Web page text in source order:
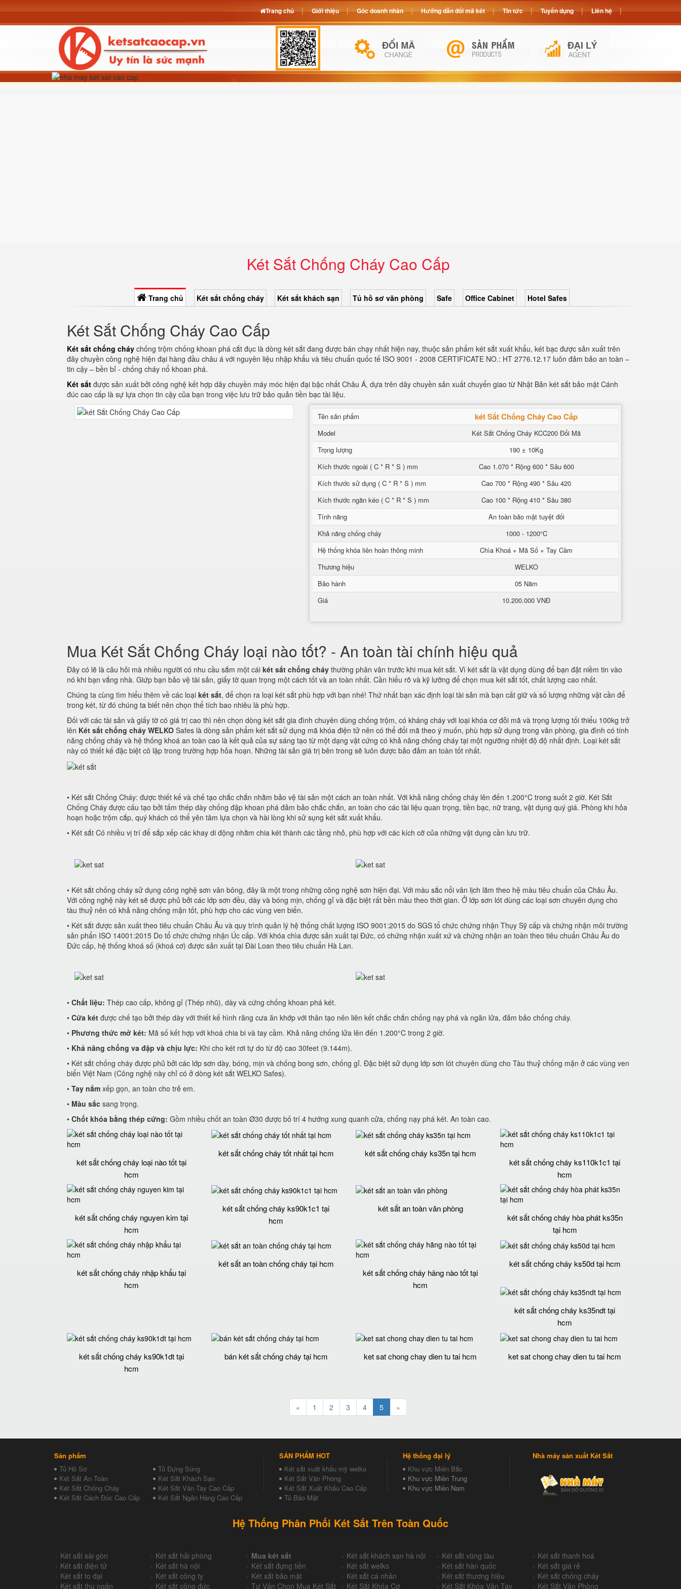
Két Sắt Chống Cháy Cao Cấp
Trang chủ Két sắt chống cháy Két sắt khách sạn Tủ hồ sơ văn phòng Safe Office Cabinet Hotel Safes
Két Sắt Chống Cháy Cao Cấp
Két sắt chống cháy chống trộm chống khoan phá cắt đục là dòng két sắt đang được bán chạy nhất hiện nay, thuộc sản phẩm két sắt xuất khẩu, két bạc được sản xuất trên
đây chuyền công nghệ hiện đại hàng đầu châu á với nguyên liệu nhập khẩu và tiêu chuẩn quốc tế ISO 9001 - 2008 CERTIFICATE NO.: HT 2776.12.17 luôn đảm bảo an toàn –
tin cậy – bền bỉ - chống cháy nổ khoan phá.
Két sắt được sản xuất bởi công nghệ kết hợp dây chuyền máy móc hiện đại bậc nhất Châu Á, dựa trên dây chuyền sản xuất chuyển giao từ Nhật Bản két sắt bảo mật Cánh
đúc cao cấp là sự lựa chọn tin cậy của bạn trong việc lưu trữ bảo quản tiền bạc tài liệu.
Tên sản phẩm két Sắt Chống Cháy Cao Cấp
Model
Két Sắt Chống Cháy KCC200 Đổi Mã
Trọng lượng
190 ± 10Kg
Kích thước ngoài ( C * R * S ) mm
Cao 1.070 * Rộng 600 * Sâu 600
Kích thước sử dụng ( C * R * S ) mm
Cao 700 * Rộng 490 * Sâu 420
Kích thước ngăn kéo ( C * R * S ) mm
Cao 100 * Rộng 410 * Sâu 380
Tính năng
An toàn bảo mật tuyệt đối
Khả năng chống cháy
1000 - 1200°C
Hệ thống khóa liên hoàn thông minh
Chìa Khoá + Mã Số + Tay Cầm
Thương hiệu
WELKO
Bảo hành
05 Năm
Giá
10.200.000 VNĐ
Mua Két Sắt Chống Cháy loại nào tốt? - An toàn tài chính hiệu quả
Đây có lẽ là câu hỏi mà nhiều người có nhu cầu sắm một cái két sắt chống cháy thường phân vân trước khi mua két sắt. Vì két sắt là vật dụng dùng để bạn đặt niềm tin vào
nó khi bạn vắng nhà. Giứp bạn bảo vệ tài sản, giấy tờ quan trọng một cách tốt và an toàn nhất. Cần hiểu rõ và kỹ lưỡng để chọn mua két sắt tốt, chất lượng cao nhất.
Chúng ta cùng tìm hiểu thêm về các loại két sắt, để chọn ra loại két sắt phù hợp với bạn nhé! Thứ nhất bạn xác định loại tài sản mà bạn cất giữ và số lượng những vật cần để
trong két, từ đó chúng ta biết nên chọn thể tích bao nhiêu là phù hợp.
Đối với các tài sản và giấy tờ có giá trị cao thì nên chọn dòng két sắt gia đình chuyên dùng chống trộm, có kháng cháy với loại khóa cơ đỗi mã và trọng lượng tối thiểu 100kg trở
lên Két sắt chống cháy WELKO Safes là dòng sản phẩm két sắt sử dụng mã khóa điện tử nên có thể đổi mã theo ý muốn, phù hợp sử dụng trong văn phòng, gia đình có tính
năng chống cháy và hệ thống khoá an toàn cao là kết quả của sự sáng tạo từ một dạng vật cứng có khả năng chống cháy tại một ngưỡng nhiệt độ độ nhất định. Loại két sắt
này có thiết kế đặc biệt cô lập trong trường hợp hỏa hoạn. Những tài sản giá trị bên trong sẽ luôn được bảo đảm an toàn tốt nhất.
• Két sắt Chống Cháy: được thiết kế và chế tạo chắc chắn nhằm bảo vệ tài sản một cách an toàn nhất. Với khả năng chống cháy lên đến 1.200°C trong suốt 2 giờ. Két Sắt
Chống Cháy được cấu tạo bởi tấm thép dày chống đập khoan phá đảm bảo chắc chắn, an toàn cho các tài liệu quan trọng, tiền bạc, nữ trang, vật dụng quý giá. Phòng khi hỏa
hoạn hoặc trộm cắp, quý khách có thể yên tâm lựa chọn và hài lòng khi sử sụng két sắt xuất khẩu.
• Két sắt Có nhiều vị trí để sắp xếp các khay di động nhằm chia két thành các tầng nhỏ, phù hợp với các kích cỡ của những vật dụng cần lưu trữ.
• Két sắt chống cháy sử dụng công nghệ sơn vân bông, đây là một trong những công nghệ sơn hiện đại. Với màu sắc nổi vân lịch lãm theo hệ màu tiêu chuẩn của Châu Âu.
Với công nghệ này két sẽ được phủ bởi các lớp sơn đều, dày và bóng mịn, chống gỉ và đặc biệt rất bền màu theo thời gian. Ở lớp sơn lót dùng các loại sơn chuyên dụng cho
tàu thuỷ nên có khả năng chống mặn tốt, phù hợp cho các vùng ven biển.
• Két sắt được sản xuất theo tiêu chuẩn Châu Âu và quy trình quản lý hệ thống chất lượng ISO 9001:2015 do SGS tổ chức chứng nhận Thụy Sỹ cấp và chứng nhận môi trường
sản phẩn ISO 14001:2015 Do tổ chức chứng nhận Úc cấp. Với khóa chìa được sản xuất tại Đức, có chứng nhận xuất xứ và chứng nhận an toàn theo tiêu chuẩn Châu Âu do
Đức cấp, hệ thống khoá số (khoá cơ) được sản xuất tại Đài Loan theo tiêu chuẩn Hà Lan.
• Chất liệu: Thép cao cấp, không gỉ (Thép nhũ), dày và cứng chống khoan phá két.
• Cửa két được chế tạo bởi thép dày với thiết kế hình răng cưa ăn khớp với thân tạo nên liên kết chắc chắn chống nạy phá và ngăn lửa, đảm bảo chống cháy.
• Phương thức mở két: Mã số kết hợp với khoá chia bi và tay cầm. Khả năng chống lửa lên đến 1.200°C trong 2 giờ.
• Khả năng chống va đập và chịu lực: Khi cho két rơi tự do từ độ cao 30feet (9.144m).
• Két sắt chống cháy được phủ bởi các lớp sơn dày, bóng, mịn và chống bong sơn, chống gỉ. Đặc biệt sử dụng lớp sơn lót chuyên dùng cho Tàu thuỷ chống mặn ở các vùng ven
biển Việt Nam (Công nghệ này chỉ có ở dòng két sắt WELKO Safes).
• Tay nắm xếp gọn, an toàn cho trẻ em.
• Màu sắc sang trọng.
• Chốt khóa bằng thép cứng: Gồm nhiều chốt an toàn Ø30 được bố trí 4 hướng xung quanh cửa, chống nạy phá két. An toàn cao.
két sắt chống cháy loại nào tốt tại
hcm
két sắt chống cháy tốt nhất tại hcm
két sắt chống cháy ks35n tại hcm
két sắt chống cháy ks110k1c1 tại
hcm
két sắt chống cháy nguyen kim tại
hcm
két sắt chống cháy ks90k1c1 tại
hcm
két sắt an toàn văn phòng
két sắt chống cháy hòa phát ks35n
tại hcm
két sắt chống cháy nhập khẩu tại
hcm
két sắt an toàn chống cháy tại hcm
két sắt chống cháy hãng nào tốt tại
hcm
két sắt chống cháy ks50d tại hcm
két sắt chống cháy ks35ndt tại
hcm
két sắt chống cháy ks90k1dt tại
hcm
bán két sắt chống cháy tại hcm ket sat chong chay dien tu tai hcm ket sat chong chay dien tu tai hcm
« 1 2 3 4 5 »
Sản phẩm
Tủ Hồ Sơ
Tủ Đựng Súng
Két Sắt An Toàn
Két Sắt Khách Sạn
Két Sắt Chống Cháy
Két Sắt Vân Tay Cao Cấp
Két Sắt Cách Đúc Cao Cấp
Két Sắt Ngân Hàng Cao Cấp
SẢN PHẨM HOT
Két sắt xuất khẩu mỹ welko
Két Sắt Văn Phòng
Két Sắt Xuất Khẩu Cao Cấp
Tủ Bảo Mật
Hệ thống đại lý
Khu vực Miền Bắc
Khu vực Miền Trung
Khu vực Miền Nam
Nhà máy sản xuất Két Sắt
Hệ Thống Phân Phối Két Sắt Trên Toàn Quốc
Két sắt sài gòn Két sắt hải phòng Mua két sắt Két sắt khách sạn hà nội Két sắt vũng tàu
Két sắt thanh hoá
Két sắt điện tử Két sắt hà nội Két sắt đựng tiền Két sắt welko Két sắt hàn quốc
Két sắt giá rẻ
Két sắt to đại Két sắt công ty Két sắt bảo mật Két sắt cá nhân Két sắt thương hiệu
Két sắt chống cháy
Két sắt thu ngân Két sắt công đức Tư Vấn Chọn Mua Két Sắt Két Sắt Khóa Cơ Két Sắt Khóa Vân Tay Két Sắt Văn Phòng
Trang chủ Giới thiệu Góc doanh nhân Hướng dẫn đổi mã két Tin tức Tuyển dụng Liên hệ